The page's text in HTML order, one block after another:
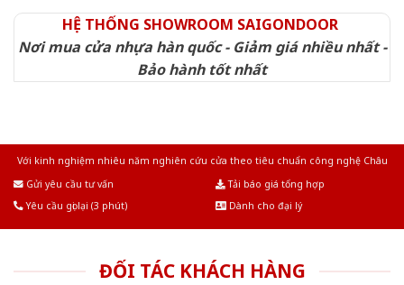
HỆ THỐNG SHOWROOM SAIGONDOOR
Nơi mua cửa nhựa hàn quốc - Giảm giá nhiều nhất -
Bảo hành tốt nhất
Với kinh nghiệm nhiêu năm nghiên cứu cửa theo tiêu chuẩn công nghệ Châu
Gửi yêu cầu tư vấn
Tải báo giá tổng hợp
Yêu cầu gọi lại (3 phút)
Dành cho đại lý
ĐỐI TÁC KHÁCH HÀNG